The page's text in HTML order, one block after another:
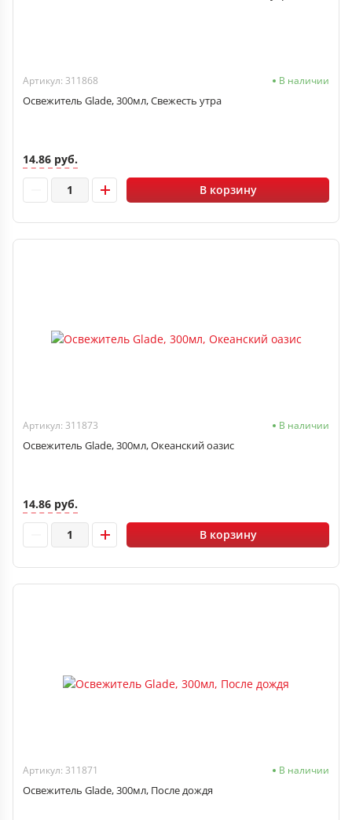
Артикул: 311868 В наличии
Освежитель Glade, 300мл, Свежесть утра
14.86 руб.
В корзину
Артикул: 311873 В наличии
Освежитель Glade, 300мл, Океанский оазис
14.86 руб.
В корзину
Артикул: 311871 В наличии
Освежитель Glade, 300мл, После дождя